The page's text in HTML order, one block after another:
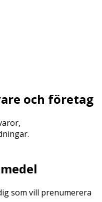
och företag
som vill prenumerera